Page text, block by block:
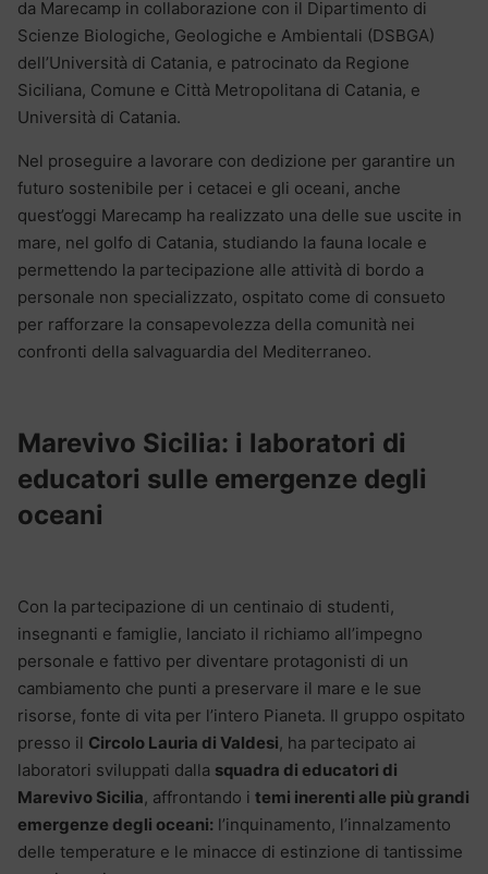
da Marecamp in collaborazione con il Dipartimento di
Scienze Biologiche, Geologiche e Ambientali (DSBGA)
dell’Università di Catania, e patrocinato da Regione
Siciliana, Comune e Città Metropolitana di Catania, e
Università di Catania.
Nel proseguire a lavorare con dedizione per garantire un
futuro sostenibile per i cetacei e gli oceani, anche
quest’oggi Marecamp ha realizzato una delle sue uscite in
mare, nel golfo di Catania, studiando la fauna locale e
permettendo la partecipazione alle attività di bordo a
personale non specializzato, ospitato come di consueto
per rafforzare la consapevolezza della comunità nei
confronti della salvaguardia del Mediterraneo.
Marevivo Sicilia: i laboratori di
educatori sulle emergenze degli
oceani
Con la partecipazione di un centinaio di studenti,
insegnanti e famiglie, lanciato il richiamo all’impegno
personale e fattivo per diventare protagonisti di un
cambiamento che punti a preservare il mare e le sue
risorse, fonte di vita per l’intero Pianeta. Il gruppo ospitato
presso il Circolo Lauria di Valdesi, ha partecipato ai
laboratori sviluppati dalla squadra di educatori di
Marevivo Sicilia, affrontando i temi inerenti alle più grandi
emergenze degli oceani: l’inquinamento, l’innalzamento
delle temperature e le minacce di estinzione di tantissime